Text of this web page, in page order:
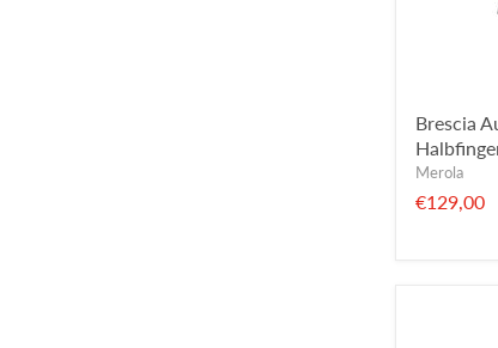
Brescia
Merola
€129,00